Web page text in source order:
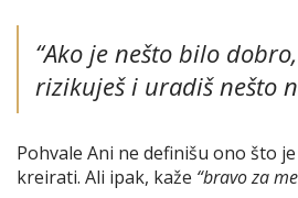
“Ako je nešto bilo
rizikuješ i uradiš nešto
Pohvale Ani ne definišu ono što
kreirati. Ali ipak, kaže “bravo za